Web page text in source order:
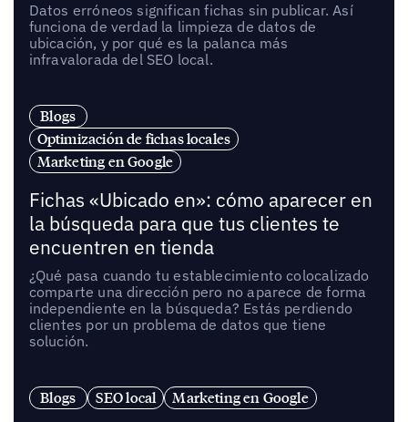
Datos erróneos significan fichas sin publicar. Así
funciona de verdad la limpieza de datos de
ubicación, y por qué es la palanca más
infravalorada del SEO local.
Blogs
Optimización de fichas locales
Marketing en Google
Fichas «Ubicado en»: cómo aparecer en
la búsqueda para que tus clientes te
encuentren en tienda
¿Qué pasa cuando tu establecimiento colocalizado
comparte una dirección pero no aparece de forma
independiente en la búsqueda? Estás perdiendo
clientes por un problema de datos que tiene
solución.
Blogs SEO local Marketing en Google